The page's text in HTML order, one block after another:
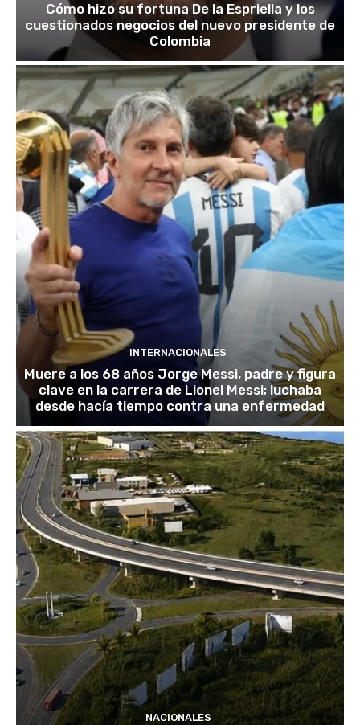
Cómo hizo su fortuna De la Espriella y los
cuestionados negocios del nuevo presidente de
Colombia
INTERNACIONALES
Muere a los 68 años Jorge Messi, padre y figura
clave en la carrera de Lionel Messi; luchaba
desde hacía tiempo contra una enfermedad
NACIONALES